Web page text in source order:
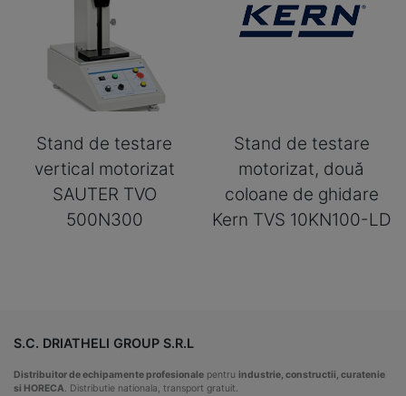
Stand de testare
vertical motorizat
SAUTER TVO
500N300
Stand de testare
motorizat, două
coloane de ghidare
Kern TVS 10KN100-LD
S.C. DRIATHELI GROUP S.R.L
Distribuitor de echipamente profesionale pentru industrie, constructii, curatenie
si HORECA. Distributie nationala, transport gratuit.